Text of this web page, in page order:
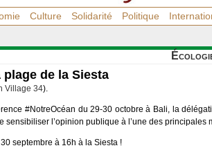
Culture Solidarité Politique
plage de la Siesta
Village 34).
#NotreOcéan du 29-30 octobre à Bali, la
sensibiliser l’opinion publique à l’une des
septembre à 16h à la Siesta !